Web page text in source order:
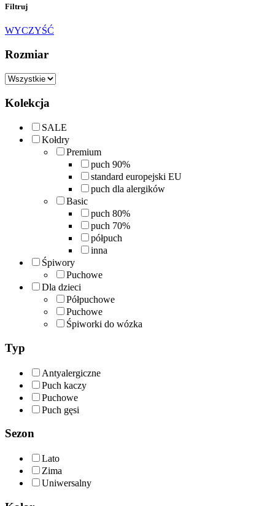
Filtruj
WYCZYŚĆ
Rozmiar
Kolekcja
SALE
Kołdry
Premium
puch 90%
standard europejski EU
puch dla alergików
Basic
puch 80%
puch 70%
półpuch
inna
Śpiwory
Puchowe
Dla dzieci
Półpuchowe
Puchowe
Śpiworki do wózka
Typ
Antyalergiczne
Puch kaczy
Puchowe
Puch gęsi
Sezon
Lato
Zima
Uniwersalny